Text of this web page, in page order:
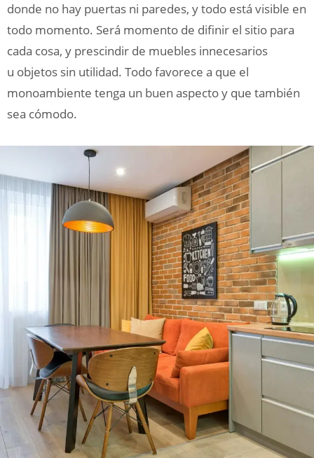
donde no hay puertas ni paredes, y todo está visible en
todo momento. Será momento de difinir el sitio para
cada cosa, y prescindir de muebles innecesarios
u objetos sin utilidad. Todo favorece a que el
monoambiente tenga un buen aspecto y que también
sea cómodo.